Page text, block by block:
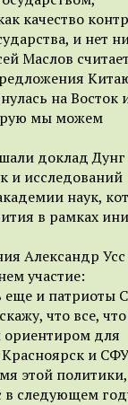
качество
и нет
Маслов
на Восток
мы можем
доклад
и исследований
наук,
в рамках
Александр Усс
участие:
еще и патриоты
что все,
ориентиром для
Красноярск и
этой политики,
в следующем